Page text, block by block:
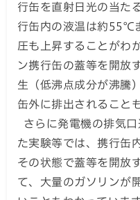
行缶を直射日光の当た
行缶内の液温は約55℃
圧も上昇することがわ
ン携行缶の蓋等を開放
生（低沸点成分が沸騰
缶外に排出されること
さらに発電機の排気
た実験等では、携行缶
その状態で蓋等を開放
て、大量のガソリンが